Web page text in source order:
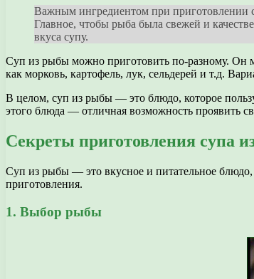
Важным ингредиентом при приготовлении
Главное, чтобы рыба была свежей и
вкуса супу.
Суп из рыбы можно приготовить по-разному. Он
как морковь, картофель, лук, сельдерей и т.д.
В целом, суп из рыбы — это блюдо, которое
этого блюда — отличная возможность проявить
Секреты приготовления супа
Суп из рыбы — это вкусное и питательное
приготовления.
1. Выбор рыбы